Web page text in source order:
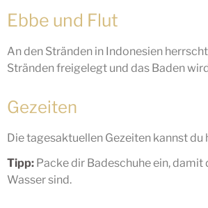
Ebbe und Flut
An den Stränden in Indonesien
Stränden freigelegt und das Baden
Gezeiten
Die tagesaktuellen Gezeiten kannst du
Tipp: Packe dir Badeschuhe ein, damit
Wasser sind.